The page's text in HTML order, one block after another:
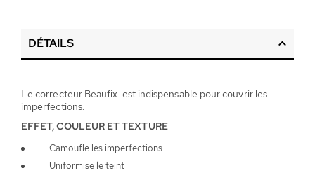
DÉTAILS
Le correcteur Beaufix est indispensable pour couvrir les
imperfections.
EFFET, COULEUR ET TEXTURE
Camoufle les imperfections
Uniformise le teint